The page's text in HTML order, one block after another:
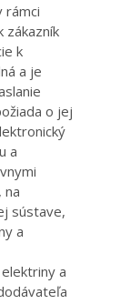
rámci
zákazník
k
a je
o jej
a
na
sústave,
a
a